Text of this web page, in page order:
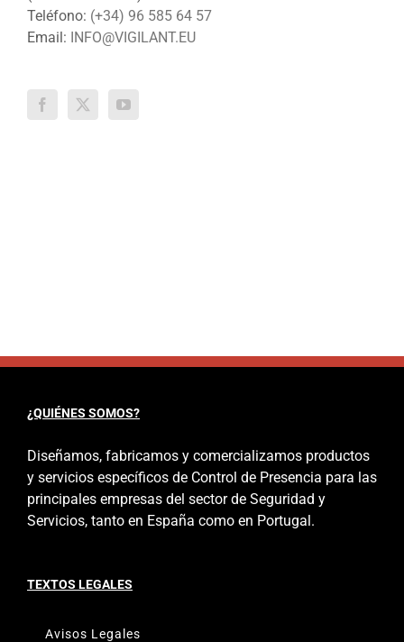
Teléfono: (+34) 96 585 64 57
Email: INFO@VIGILANT.EU
¿QUIÉNES SOMOS?
Diseñamos, fabricamos y comercializamos productos
y servicios específicos de Control de Presencia para las
principales empresas del sector de Seguridad y
Servicios, tanto en España como en Portugal.
TEXTOS LEGALES
Avisos Legales